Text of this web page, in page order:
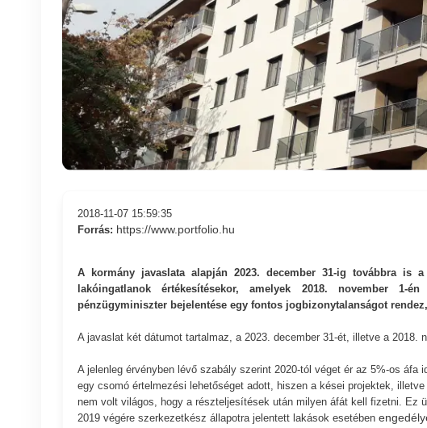
2018-11-07 15:59:35
Forrás: https://www.portfolio.hu
A kormány javaslata alapján 2023. december 31-ig továbbra is
lakóingatlanok értékesítésekor, amelyek 2018. november 1-
pénzügyminiszter bejelentése egy fontos jogbizonytalanságot
A javaslat két dátumot tartalmaz, a 2023. december 31-ét, illetve a 2018.
A jelenleg érvényben lévő szabály szerint 2020-tól véget ér az 5%-os
egy csomó értelmezési lehetőséget adott, hiszen a kései projektek,
nem volt világos, hogy a részteljesítések után milyen áfát kell fizetni. Ez
2019 végére szerkezetkész állapotra jelentett lakások esetében